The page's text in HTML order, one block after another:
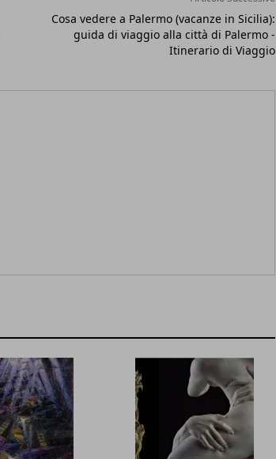
Cosa vedere a Palermo (vacanze in Sicilia):
guida di viaggio alla città di Palermo -
Itinerario di Viaggio